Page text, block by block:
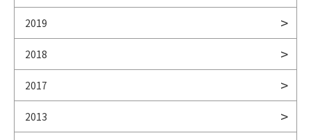
2019
2018
2017
2013